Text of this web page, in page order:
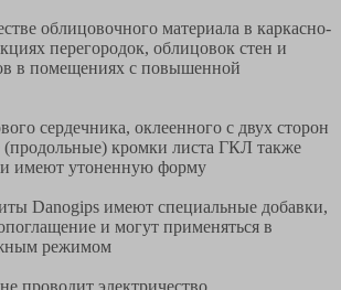
облицовочного материала в каркасно-
перегородок, облицовок стен и
в помещениях с повышенной
сердечника, оклеенного с двух сторон
(продольные) кромки листа ГКЛ также
имеют утоненную форму
Danogips имеют специальные добавки,
и могут применяться в
режимом
проводит электричество